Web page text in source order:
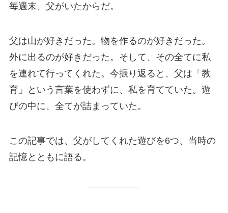
毎週末、父がいたからだ。
父は山が好きだった。物を作るのが好きだった。
外に出るのが好きだった。そして、その全てに私
を連れて行ってくれた。今振り返ると、父は「教
育」という言葉を使わずに、私を育てていた。遊
びの中に、全てが詰まっていた。
この記事では、父がしてくれた遊びを6つ、当時の
記憶とともに語る。